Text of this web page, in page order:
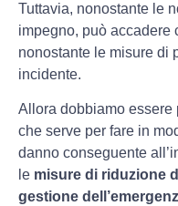
Tuttavia, nonostante le
impegno, può accadere
nonostante le misure di
incidente.
Allora dobbiamo essere
che serve per fare in
danno conseguente
le misure di riduzione
gestione